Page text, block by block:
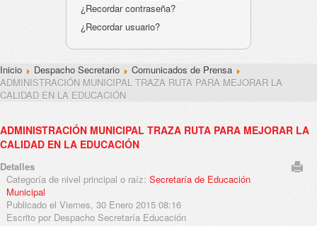
¿Recordar contraseña?
¿Recordar usuario?
Inicio Despacho Secretario
Comunicados de Prensa
ADMINISTRACIÓN MUNICIPAL TRAZA RUTA PARA MEJORAR LA
CALIDAD EN LA EDUCACIÓN
ADMINISTRACIÓN MUNICIPAL TRAZA RUTA PARA MEJORAR LA
CALIDAD EN LA EDUCACIÓN
Detalles
Categoría de nivel principal o raíz: Secretaría de Educación
Municipal
Publicado el Viernes, 30 Enero 2015 08:16
Escrito por Despacho Secretaría Educación